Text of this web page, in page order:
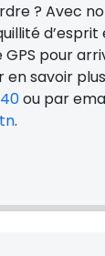
? Avec
d’esprit
pour
en savoir
ou par
.